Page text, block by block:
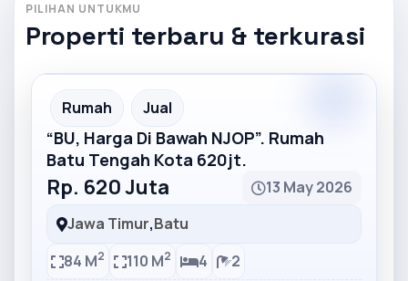
PILIHAN UNTUKMU
Properti terbaru & terkurasi
Partner Ad
Rumah Jual
“BU, Harga Di Bawah NJOP”. Rumah
Batu Tengah Kota 620jt.
Rp. 620 Juta
13 May 2026
Jawa Timur,Batu
84 M2 110 M2 4 2